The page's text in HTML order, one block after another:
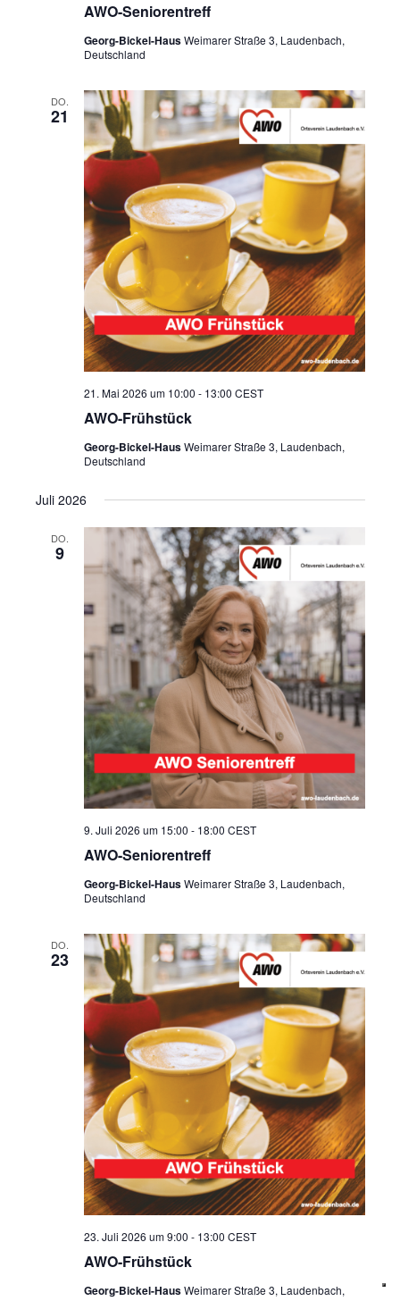
AWO-Seniorentreff
Georg-Bickel-HausWeimarer Straße 3, Laudenbach,
Deutschland
DO.
21
AWO-Frühstück
21. Mai 2026 um 10:00 - 13:00 CEST
Georg-Bickel-HausWeimarer Straße 3, Laudenbach,
Deutschland
Juli 2026
DO.
9
AWO-Seniorentreff
9. Juli 2026 um 15:00 - 18:00 CEST
Georg-Bickel-HausWeimarer Straße 3, Laudenbach,
Deutschland
DO.
23
AWO-Frühstück
23. Juli 2026 um 9:00 - 13:00 CEST
Georg-Bickel-HausWeimarer Straße 3, Laudenbach,